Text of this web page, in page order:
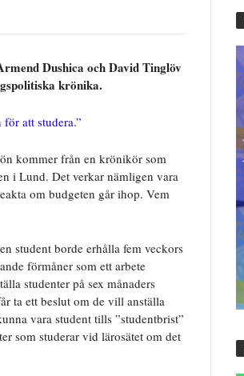
Dushica och David Tinglöv
krönika.
att studera.”
kommer från en krönikör som
i Lund. Det verkar nämligen vara
om budgeten går ihop. Vem
student borde erhålla fem veckors
förmåner som ett arbete
studenter på sex månaders
ta ett beslut om de vill anställa
vara student tills ”studentbrist”
som studerar vid lärosätet om det